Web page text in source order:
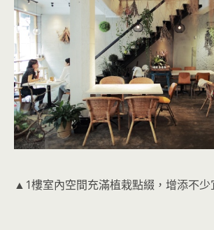
▲1樓室內空間充滿植栽點綴，增添不少